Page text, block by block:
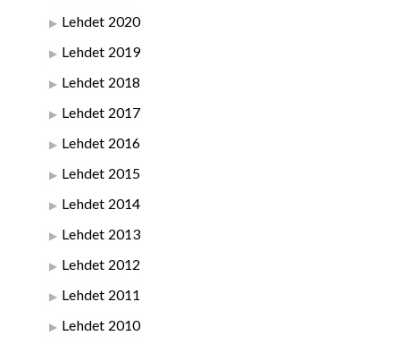
Lehdet 2020
Lehdet 2019
Lehdet 2018
Lehdet 2017
Lehdet 2016
Lehdet 2015
Lehdet 2014
Lehdet 2013
Lehdet 2012
Lehdet 2011
Lehdet 2010